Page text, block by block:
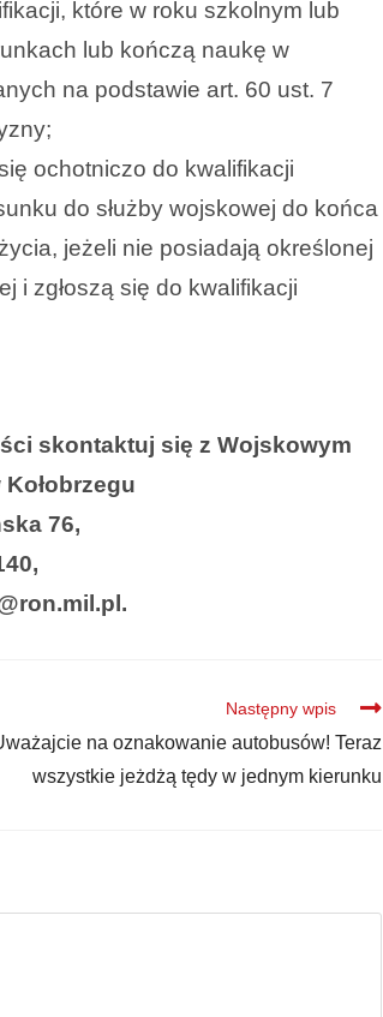
które w roku szkolnym lub
lub kończą naukę w
na podstawie art. 60 ust. 7
ochotniczo do kwalifikacji
do służby wojskowej do końca
jeżeli nie posiadają określonej
i zgłoszą się do kwalifikacji
skontaktuj się z Wojskowym
Kołobrzegu
76,
Następny wpis
na oznakowanie autobusów! Teraz
wszystkie jeżdżą tędy w jednym kierunku